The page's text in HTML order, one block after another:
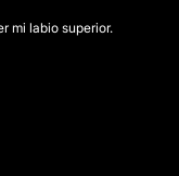
mi labio superior.